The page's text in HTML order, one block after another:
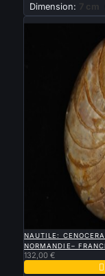
Dimension: 7 cm
NAUTILE:
NORMANDIE–
132,00 €
